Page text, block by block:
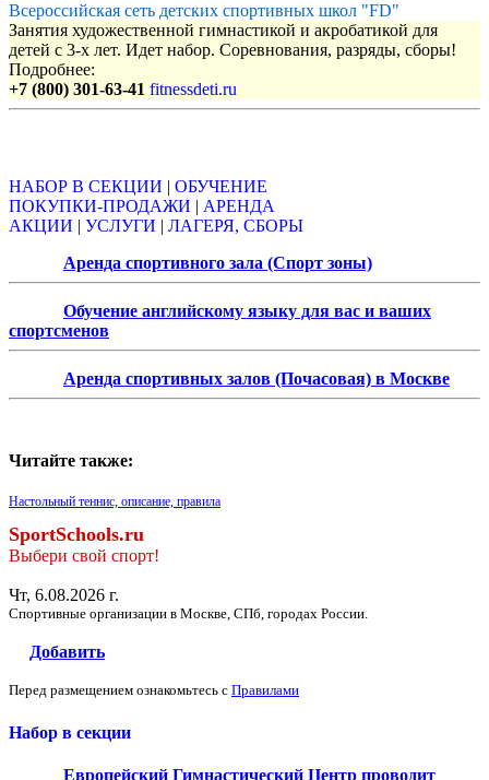
Всероссийская сеть детских спортивных школ "FD"
Занятия художественной гимнастикой и акробатикой для
детей с 3-х лет. Идет набор. Соревнования, разряды, сборы!
Подробнее:
+7 (800) 301-63-41 fitnessdeti.ru
НАБОР В СЕКЦИИ | ОБУЧЕНИЕ
ПОКУПКИ-ПРОДАЖИ | АРЕНДА
АКЦИИ | УСЛУГИ | ЛАГЕРЯ, СБОРЫ
Аренда спортивного зала (Спорт зоны)
Обучение английскому языку для вас и ваших
спортсменов
Аренда спортивных залов (Почасовая) в Москве
Читайте также:
Настольный теннис, описание, правила
SportSchools.ru
Выбери свой спорт!
Чт, 6.08.2026 г.
Спортивные организации в Москве, СПб, городах России.
Добавить
Перед размещением ознакомьтесь с Правилами
Набор в секции
Европейский Гимнастический Центр проводит